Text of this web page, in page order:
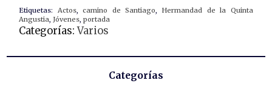
Etiquetas: Actos,camino de Santiago
Hermandad de la Quinta
Angustia ,Jóvenes ,portada
Categorías:Varios
Categorías